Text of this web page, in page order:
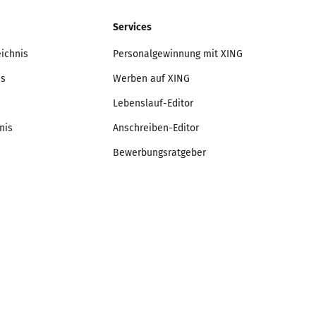
Services
Personalgewinnung mit XING
Werben auf XING
Lebenslauf-Editor
Anschreiben-Editor
Bewerbungsratgeber